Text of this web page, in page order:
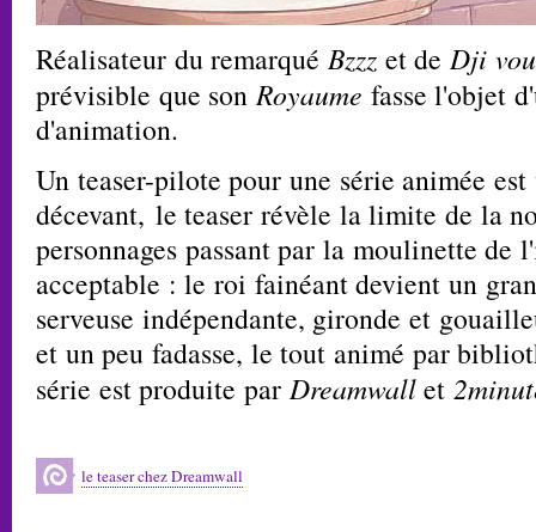
Réalisateur du remarqué Bzzzet de Dji
prévisible que sonRoyaume fasse l'objet
d'animation.
Un teaser-pilote pour une série animée
décevant, le teaser révèle la limite de la
personnages passant par la moulinette de
acceptable : le roi fainéant devient un
serveuse indépendante, gironde et
et un peu fadasse, le tout animé par
série est produite par Dreamwallet
le teaser chez Dreamwall